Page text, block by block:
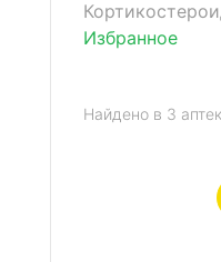
Избранное
Найдено в 3